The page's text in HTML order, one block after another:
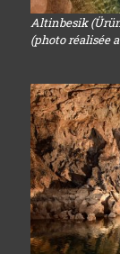
Altinbesik
(photo réalisée